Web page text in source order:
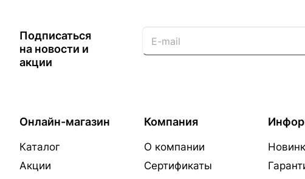
Подписаться
на новости и
акции
Онлайн-магазин
Каталог
Акции
Компания
О компании
Сертификаты